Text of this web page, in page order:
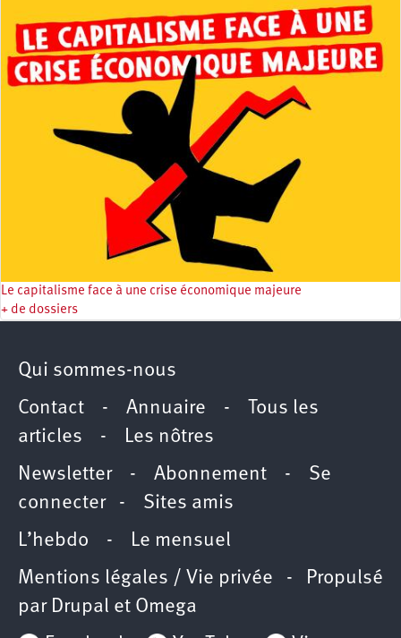
Le capitalisme face à une crise économique majeure
+ de dossiers
Qui sommes-nous
Contact - Annuaire -
Tous les
articles - Les nôtres
Newsletter- Abonnement - Se
connecter- Sites amis
L’hebdo - Le mensuel
Mentions légales / Vie privée - Propulsé
par Drupal et Omega